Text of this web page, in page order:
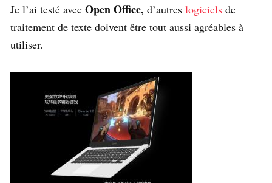
Je l’ai testé avec Open Office, d’autres logiciels de
traitement de texte doivent être tout aussi agréables à
utiliser.